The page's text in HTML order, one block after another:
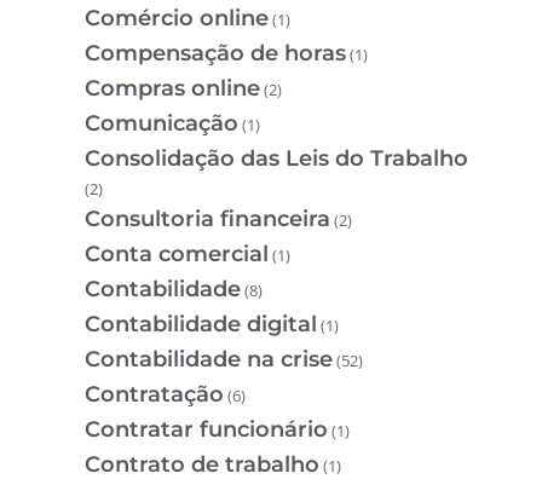
Comércio online(1)
Compensação de horas(1)
Compras online(2)
Comunicação (1)
Consolidação das Leis do Trabalho
(2)
Consultoria financeira (2)
Conta comercial (1)
Contabilidade(8)
Contabilidade digital (1)
Contabilidade na crise(52)
Contratação (6)
Contratar funcionário (1)
Contrato de trabalho (1)